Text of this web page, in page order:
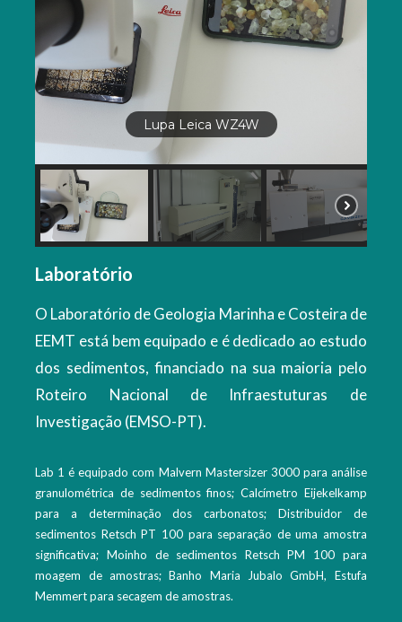
Lupa Leica WZ4W
Laboratório
O Laboratório de Geologia Marinha e Costeira de
EEMT está bem equipado e é dedicado ao estudo
dos sedimentos, financiado na sua maioria pelo
Roteiro Nacional de Infraestuturas de
Investigação (EMSO-PT).
Lab 1 é equipado com Malvern Mastersizer 3000 para análise
granulométrica de sedimentos finos; Calcímetro Eijekelkamp
para a determinação dos carbonatos; Distribuidor de
sedimentos Retsch PT 100 para separação de uma amostra
significativa; Moinho de sedimentos Retsch PM 100 para
moagem de amostras; Banho Maria Jubalo GmbH, Estufa
Memmert para secagem de amostras.